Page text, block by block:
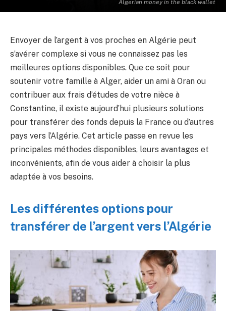
Algerian money in the black wallet
Envoyer de l’argent à vos proches en Algérie peut
s’avérer complexe si vous ne connaissez pas les
meilleures options disponibles. Que ce soit pour
soutenir votre famille à Alger, aider un ami à Oran ou
contribuer aux frais d’études de votre nièce à
Constantine, il existe aujourd’hui plusieurs solutions
pour transférer des fonds depuis la France ou d’autres
pays vers l’Algérie. Cet article passe en revue les
principales méthodes disponibles, leurs avantages et
inconvénients, afin de vous aider à choisir la plus
adaptée à vos besoins.
Les différentes options pour
transférer de l’argent vers l’Algérie